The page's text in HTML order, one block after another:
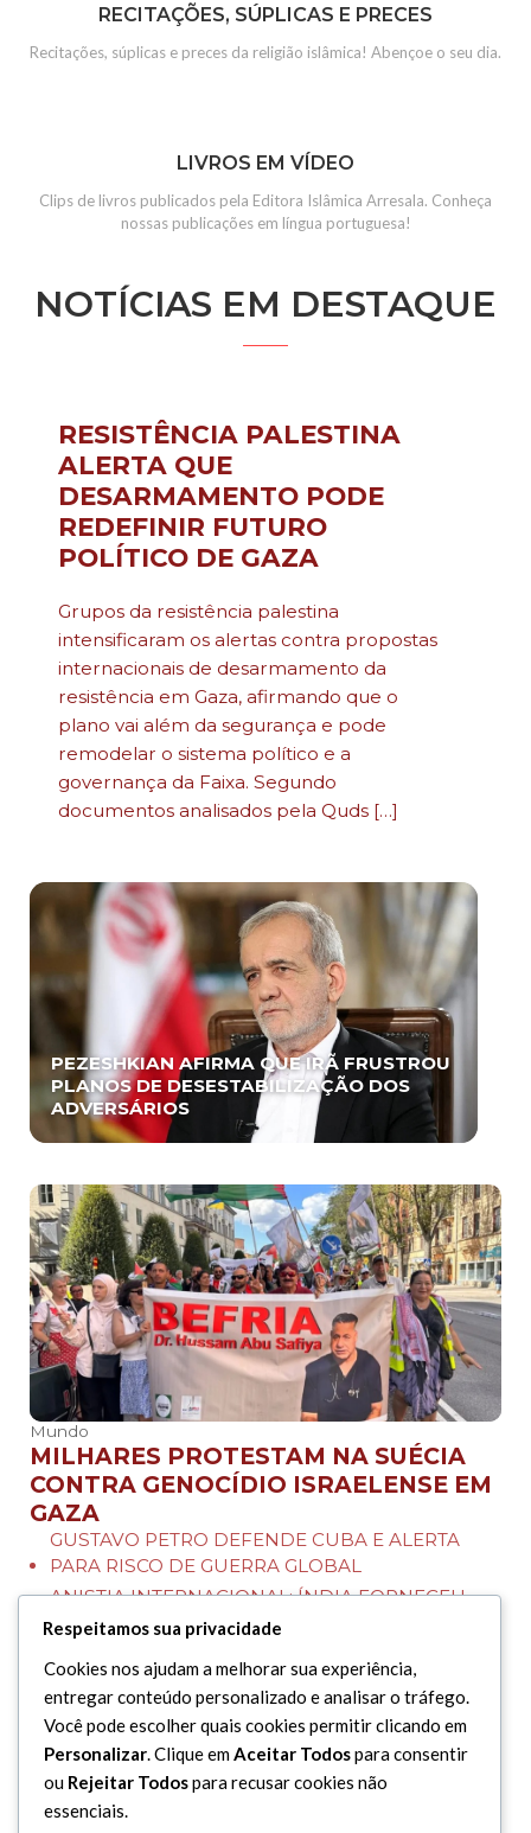
RECITAÇÕES, SÚPLICAS E PRECES
Recitações, súplicas e preces da religião islâmica! Abençoe o seu dia.
LIVROS EM VÍDEO
Clips de livros publicados pela Editora Islâmica Arresala. Conheça
nossas publicações em língua portuguesa!
NOTÍCIAS EM DESTAQUE
RESISTÊNCIA PALESTINA
ALERTA QUE
DESARMAMENTO PODE
REDEFINIR FUTURO
POLÍTICO DE GAZA
Grupos da resistência palestina
intensificaram os alertas contra propostas
internacionais de desarmamento da
resistência em Gaza, afirmando que o
plano vai além da segurança e pode
remodelar o sistema político e a
governança da Faixa. Segundo
documentos analisados pela Quds […]
PEZESHKIAN AFIRMA QUE IRÃ FRUSTROU
PLANOS DE DESESTABILIZAÇÃO DOS
ADVERSÁRIOS
Mundo
MILHARES PROTESTAM NA SUÉCIA
CONTRA GENOCÍDIO ISRAELENSE EM
GAZA
GUSTAVO PETRO DEFENDE CUBA E ALERTA
PARA RISCO DE GUERRA GLOBAL
ANISTIA INTERNACIONAL: ÍNDIA FORNECEU
ARMAS A “ISRAEL” DURANTE GUERRA EM GAZA
Respeitamos sua privacidade
Cookies nos ajudam a melhorar sua experiência,
entregar conteúdo personalizado e analisar o tráfego.
Você pode escolher quais cookies permitir clicando em
Personalizar. Clique emAceitar Todospara consentir
ou Rejeitar Todospara recusar cookies não
essenciais.